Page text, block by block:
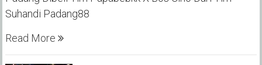
Suhandi Padang88
Read More